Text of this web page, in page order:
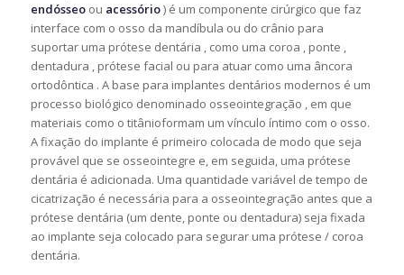
endósseoou acessório) é um componente cirúrgico que faz
interface com o osso da mandíbula ou do crânio para
suportar uma prótese dentária , como uma coroa , ponte ,
dentadura , prótese facial ou para atuar como uma âncora
ortodôntica . A base para implantes dentários modernos é um
processo biológico denominado osseointegração , em que
materiais como o titânioformam um vínculo íntimo com o osso.
A fixação do implante é primeiro colocada de modo que seja
provável que se osseointegre e, em seguida, uma prótese
dentária é adicionada. Uma quantidade variável de tempo de
cicatrização é necessária para a osseointegração antes que a
prótese dentária (um dente, ponte ou dentadura) seja fixada
ao implante seja colocado para segurar uma prótese / coroa
dentária.